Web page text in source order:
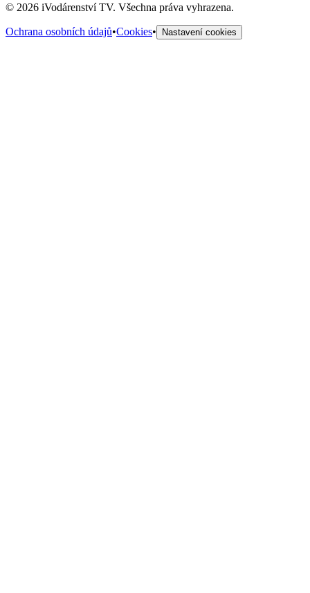
© 2026 iVodárenství TV. Všechna práva vyhrazena.
Ochrana osobních údajů•Cookies• Nastavení cookies